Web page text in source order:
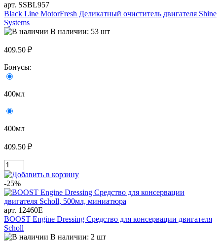
арт. SSBL957
Black Line MotorFresh Деликатный очиститель двигателя Shine
Systems
В наличии: 53 шт
409.50 ₽
Бонусы:
400мл
400мл
409.50 ₽
-25%
арт. 12460E
BOOST Engine Dressing Средство для консервации двигателя
Scholl
В наличии: 2 шт